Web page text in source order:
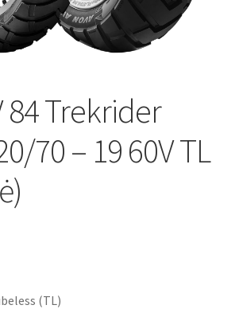
84 Trekrider
70 – 19 60V TL
(TL)